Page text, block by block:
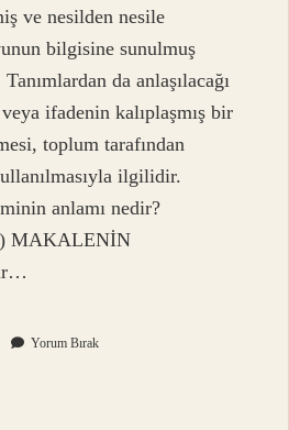
ve nesilden nesile
bilgisine sunulmuş
da anlaşılacağı
ifadenin kalıplaşmış bir
toplum tarafından
ilgilidir.
anlamı nedir?
MAKALENİN
Yorum Bırak